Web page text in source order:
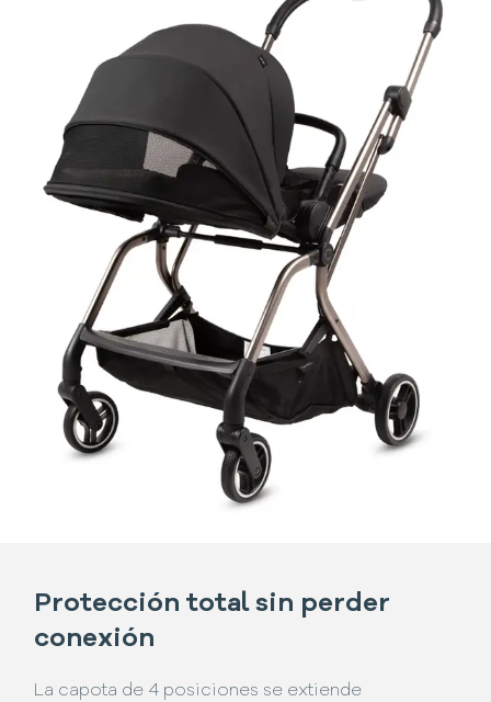
Protección total sin perder
conexión
La capota de 4 posiciones se extiende